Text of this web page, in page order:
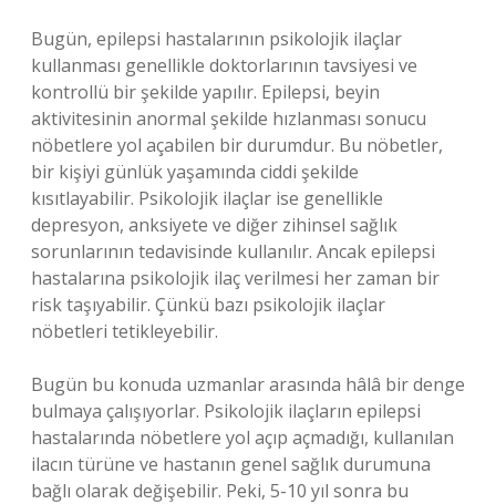
Bugün, epilepsi hastalarının psikolojik ilaçlar
kullanması genellikle doktorlarının tavsiyesi ve
kontrollü bir şekilde yapılır. Epilepsi, beyin
aktivitesinin anormal şekilde hızlanması sonucu
nöbetlere yol açabilen bir durumdur. Bu nöbetler,
bir kişiyi günlük yaşamında ciddi şekilde
kısıtlayabilir. Psikolojik ilaçlar ise genellikle
depresyon, anksiyete ve diğer zihinsel sağlık
sorunlarının tedavisinde kullanılır. Ancak epilepsi
hastalarına psikolojik ilaç verilmesi her zaman bir
risk taşıyabilir. Çünkü bazı psikolojik ilaçlar
nöbetleri tetikleyebilir.
Bugün bu konuda uzmanlar arasında hâlâ bir denge
bulmaya çalışıyorlar. Psikolojik ilaçların epilepsi
hastalarında nöbetlere yol açıp açmadığı, kullanılan
ilacın türüne ve hastanın genel sağlık durumuna
bağlı olarak değişebilir. Peki, 5-10 yıl sonra bu